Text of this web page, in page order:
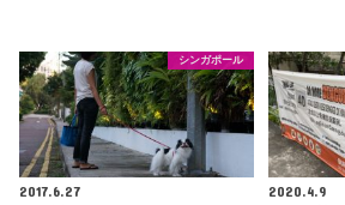
シンガポール
2017.6.27
2020.4.9